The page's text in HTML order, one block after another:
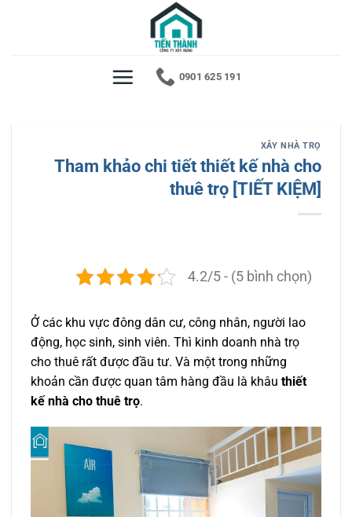
0901 625 191
XÂY NHÀ TRỌ
Tham khảo chi tiết thiết kế nhà cho
thuê trọ [TIẾT KIỆM]
4.2/5 - (5 bình chọn)
Ở các khu vực đông dân cư, công nhân, người lao
động, học sinh, sinh viên. Thì kinh doanh nhà trọ
cho thuê rất được đầu tư. Và một trong những
khoản cần được quan tâm hàng đầu là khâu thiết
kế nhà cho thuê trọ.